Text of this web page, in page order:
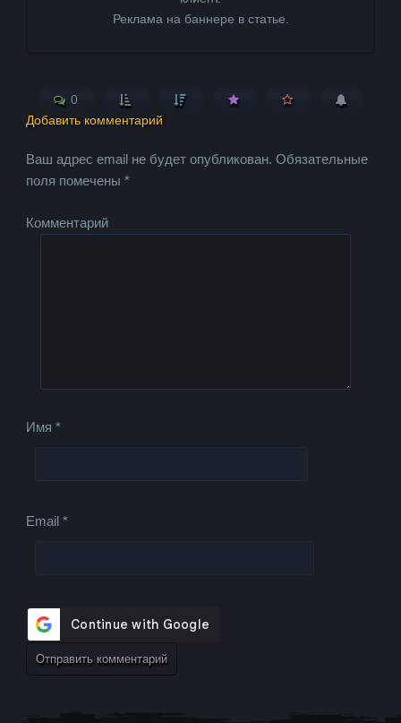
Реклама на баннере в статье.
0
Добавить комментарий
Ваш адрес email не будет опубликован. Обязательные
поля помечены*
Комментарий
Имя*
Email*